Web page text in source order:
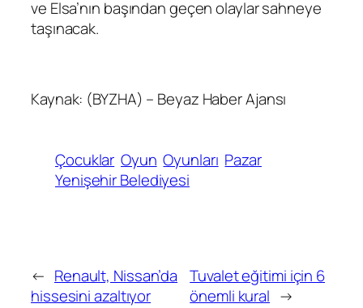
ve Elsa’nın başından geçen olaylar sahneye
taşınacak.
Kaynak: (BYZHA) – Beyaz Haber Ajansı
Çocuklar Oyun Oyunları Pazar
Yenişehir Belediyesi
← Renault, Nissan’da
hissesini azaltıyor
Tuvalet eğitimi için 6
önemli kural →